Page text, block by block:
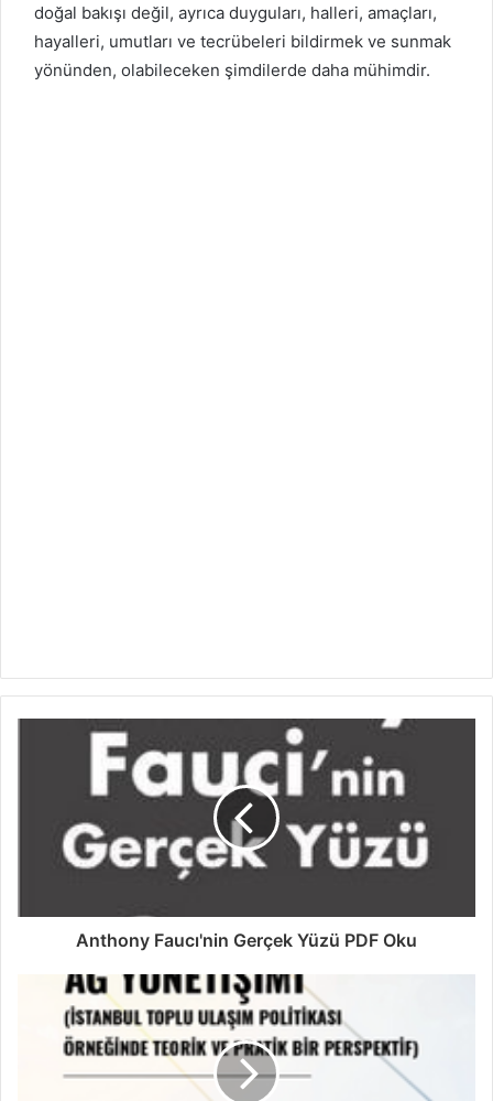
doğal bakışı değil, ayrıca duyguları, halleri, amaçları,
hayalleri, umutları ve tecrübeleri bildirmek ve sunmak
yönünden, olabileceken şimdilerde daha mühimdir.
Anthony Faucı'nin Gerçek Yüzü PDF Oku